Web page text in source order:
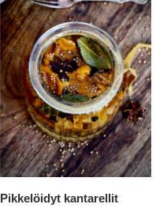
Pikkelöidyt kantarellit